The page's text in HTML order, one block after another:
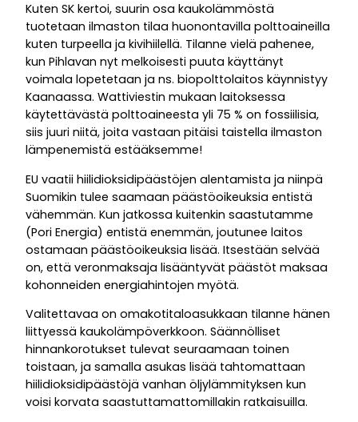
Kuten SK kertoi, suurin osa kaukolämmöstä
tuotetaan ilmaston tilaa huonontavilla polttoaineilla
kuten turpeella ja kivihiilellä. Tilanne vielä pahenee,
kun Pihlavan nyt melkoisesti puuta käyttänyt
voimala lopetetaan ja ns. biopolttolaitos käynnistyy
Kaanaassa. Wattiviestin mukaan laitoksessa
käytettävästä polttoaineesta yli 75 % on fossiilisia,
siis juuri niitä, joita vastaan pitäisi taistella ilmaston
lämpenemistä estääksemme!
EU vaatii hiilidioksidipäästöjen alentamista ja niinpä
Suomikin tulee saamaan päästöoikeuksia entistä
vähemmän. Kun jatkossa kuitenkin saastutamme
(Pori Energia) entistä enemmän, joutunee laitos
ostamaan päästöoikeuksia lisää. Itsestään selvää
on, että veronmaksaja lisääntyvät päästöt maksaa
kohonneiden energiahintojen myötä.
Valitettavaa on omakotitaloasukkaan tilanne hänen
liittyessä kaukolämpöverkkoon. Säännölliset
hinnankorotukset tulevat seuraamaan toinen
toistaan, ja samalla asukas lisää tahtomattaan
hiilidioksidipäästöjä vanhan öljylämmityksen kun
voisi korvata saastuttamattomillakin ratkaisuilla.